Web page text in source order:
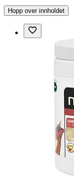
Hopp over innholdet